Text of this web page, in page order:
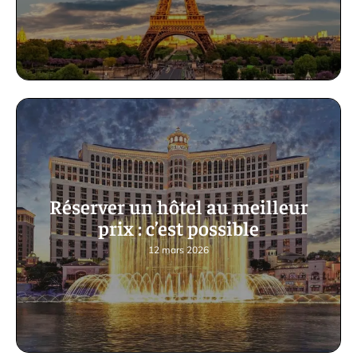
Réserver un hôtel au meilleur
prix : c’est possible
12 mars 2026